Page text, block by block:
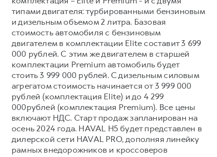
Корпоративным клиентам
Крупным корпоративным клиентам
Система управления автопарком GWM Fleet
Сервис для корпоративных клиентов
HAVAL Лизинг
АКСЕССУАРЫ HAVAL
Автомобильные аксессуары
Коллекция PRO
Коллекция Базовая
Программа «HAVAL Защита+»
Руководства по эксплуатации
Подписки
АКСЕССУАРЫ HAVAL
Автомобильные аксессуары
Коллекция PRO
Коллекция Базовая
Коллекция Детская
типами двигателя: турбированными бензиновым
и дизельным объемом 2 литра. Базовая
стоимость автомобиля с бензиновым
двигателем в комплектации Elite составит 3 699
000 рублей. С этим же двигателем в старшей
комплектации Premium автомобиль будет
стоить 3 999 000 рублей. С дизельным силовым
агрегатом стоимость начинается от 3 999 000
рублей (комплектация Elite) и до 4 299
000рублей (комплектация Premium). Все цены
включают НДС. Старт продаж запланирован на
осень 2024 года. HAVAL H5 будет представлен в
дилерской сети HAVAL PRO, дополняя линейку
рамных внедорожников и кроссоверов